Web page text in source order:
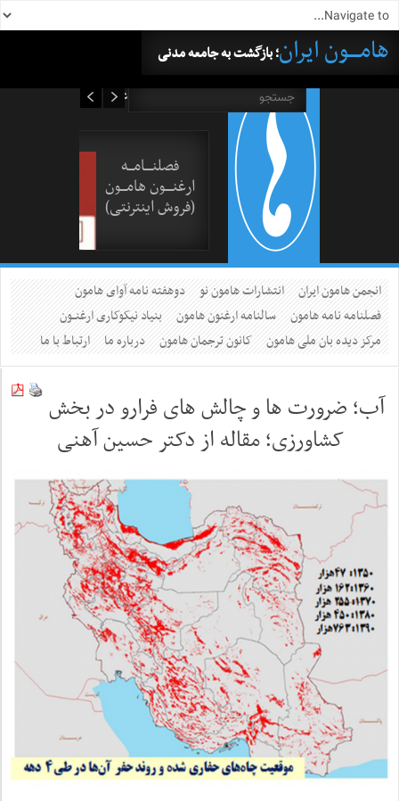
هامــــون ایران؛ بازگشت به جامعه مدنی
فصلنــــامـــه
ارغنــــون هامـــون
(فروش اینترنتی)
انجمن هامون ایران انتشارات هامون نو
دوهفته نامه آوای هامون
فصلنامه نامه هامون
سالنامه ارغنون هامون
بنیاد نیکوکاری ارغنــون
مرکز دیده بان ملی هامون
کانون ترجمان هامون درباره ما ارتباط با ما
آب؛ ضرورت ها و چالش های فرارو در بخش
کشاورزی؛ مقاله از دکتر حسین آهنی